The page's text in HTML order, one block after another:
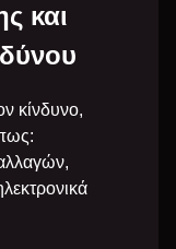
και
κίνδυνο,